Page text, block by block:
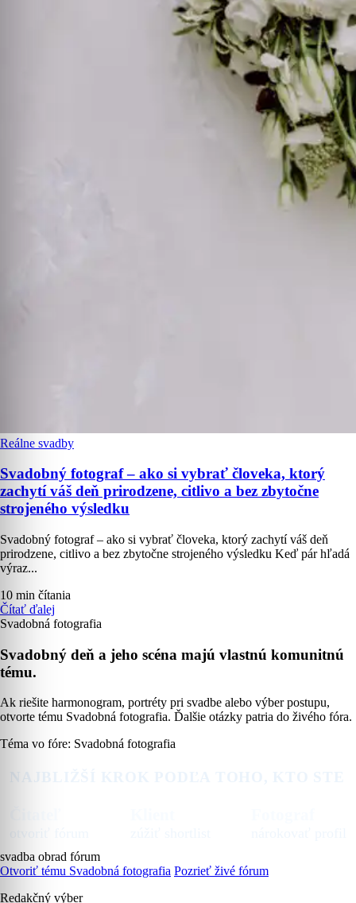
Reálne svadby
Svadobný fotograf – ako si vybrať človeka, ktorý
zachytí váš deň prirodzene, citlivo a bez zbytočne
strojeného výsledku
Svadobný fotograf – ako si vybrať človeka, ktorý zachytí váš deň
prirodzene, citlivo a bez zbytočne strojeného výsledku Keď pár hľadá
výraz...
10 min čítania
Čítať ďalej
Svadobná fotografia
Svadobný deň a jeho scéna majú vlastnú komunitnú
tému.
Ak riešite harmonogram, portréty pri svadbe alebo výber postupu,
otvorte tému Svadobná fotografia. Ďalšie otázky patria do živého fóra.
Téma vo fóre: Svadobná fotografia
svadba obrad fórum
Otvoriť tému Svadobná fotografia Pozrieť živé fórum
Redakčný výber